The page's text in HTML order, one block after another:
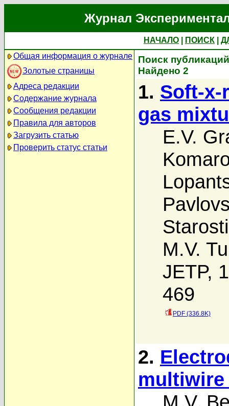
Журнал
НАЧАЛО ПОИСК
Общая информация о журнале
Золотые страницы
Адреса редакции
Содержание журнала
Сообщения редакции
Правила для авторов
Загрузить статью
Проверить статус статьи
Поиск
Найдено 2
1. Soft-x-
gas
E.V.
M.V.
JETP,
469
PDF (336.8K)
2.